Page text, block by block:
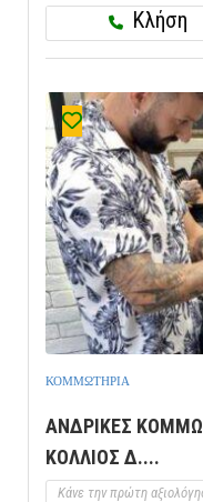
Κλήση
ΚΟΜΜΩΤΗΡΙΑ
ΑΝΔΡΙΚΕΣ
ΚΟΛΛΙΟΣ Δ....
Κάνε την πρώτη